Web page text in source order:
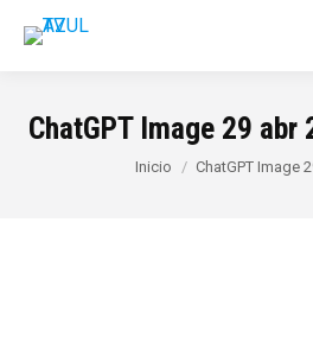
ChatGPT Image 29
Estás aquí:
Inicio ChatGPT Image